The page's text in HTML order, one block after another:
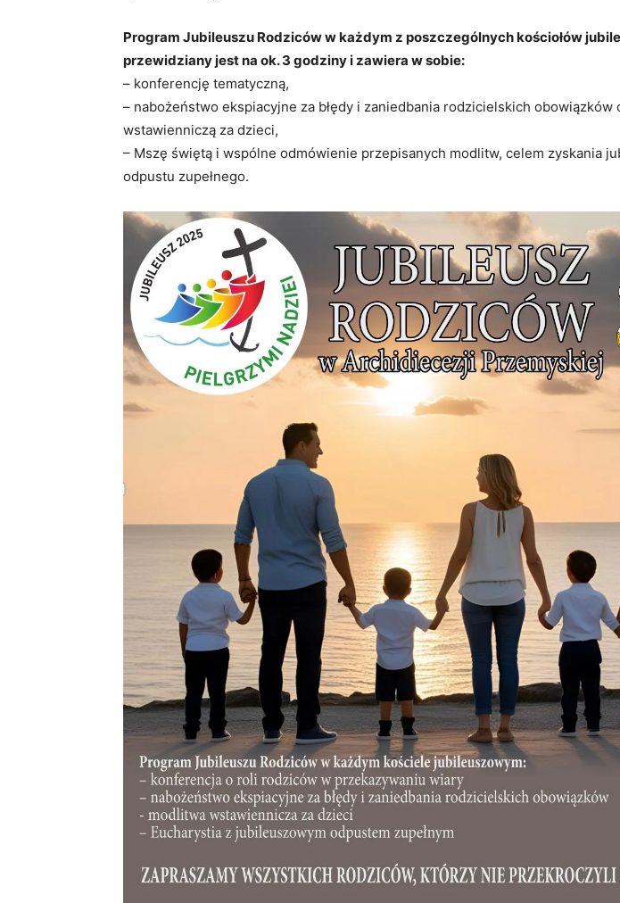
Program Jubileuszu Rodziców w każdym z poszczególnych kościołów
przewidziany jest na ok. 3 godziny i zawiera w sobie:
– konferencję tematyczną,
– nabożeństwo ekspiacyjne za błędy i zaniedbania rodzicielskich obowiązków
wstawienniczą za dzieci,
– Mszę świętą i wspólne odmówienie przepisanych modlitw, celem zyskania
odpustu zupełnego.